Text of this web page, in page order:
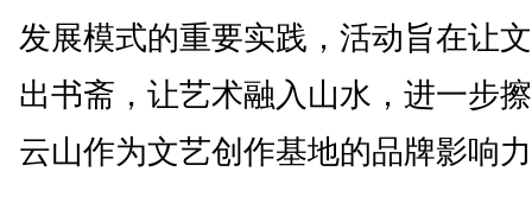
发展模式的重要实践，活动旨在让
出书斋，让艺术融入山水，进一步
云山作为文艺创作基地的品牌影响